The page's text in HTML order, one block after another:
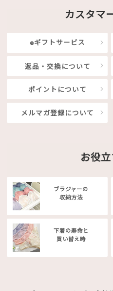
カスタマ
eギフトサービス
返品・交換について
ポイントについて
メルマガ登録について
お役
ブラジャーの
収納方法
下着の寿命と
買い替え時